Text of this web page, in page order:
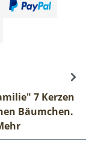
7 Kerzen
Bäumchen.